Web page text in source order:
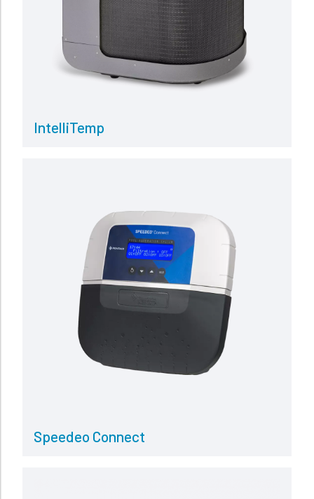
IntelliTemp
Speedeo Connect